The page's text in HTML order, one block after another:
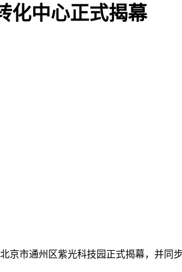
化中心正式揭幕
市通州区紫光科技园正式揭幕，并同